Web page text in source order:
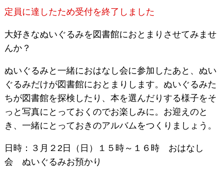
定員に達したため受付を終了しました
大好きなぬいぐるみを図書館におとまりさせてみませ
んか？
ぬいぐるみと一緒におはなし会に参加したあと、ぬい
ぐるみだけが図書館におとまりします。ぬいぐるみた
ちが図書館を探検したり、本を選んだりする様子をそ
っと写真にとっておくのでお楽しみに。お迎えのと
き、一緒にとっておきのアルバムをつくりましょう。
日時：３月２2日（日）１５時～１６時 おはなし
会 ぬいぐるみお預かり